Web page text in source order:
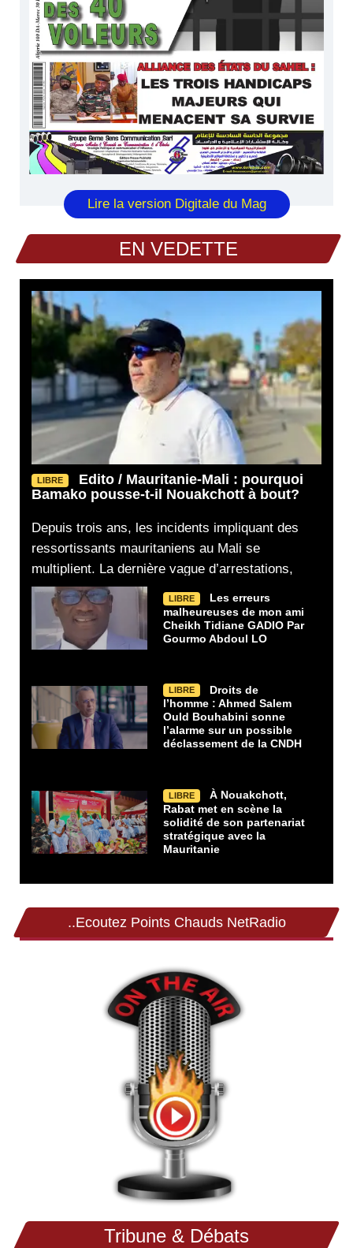
Lire la version Digitale du Mag
EN VEDETTE
LIBRE
Edito / Mauritanie-Mali : pourquoi
Bamako pousse-t-il Nouakchott à bout?
Depuis trois ans, les incidents impliquant des
ressortissants mauritaniens au Mali se
multiplient. La dernière vague d’arrestations,
LIBRE
Les erreurs
malheureuses de mon ami
Cheikh Tidiane GADIO Par
Gourmo Abdoul LO
LIBRE
Droits de
l’homme : Ahmed Salem
Ould Bouhabini sonne
l’alarme sur un possible
déclassement de la CNDH
LIBRE
À Nouakchott,
Rabat met en scène la
solidité de son partenariat
stratégique avec la
Mauritanie
..Ecoutez Points Chauds NetRadio
Tribune & Débats